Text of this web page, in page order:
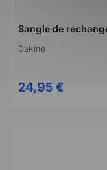
Dakine
24,95 €